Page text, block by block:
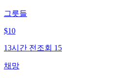
그릇들
$10
13시간 전 조회 15
채망